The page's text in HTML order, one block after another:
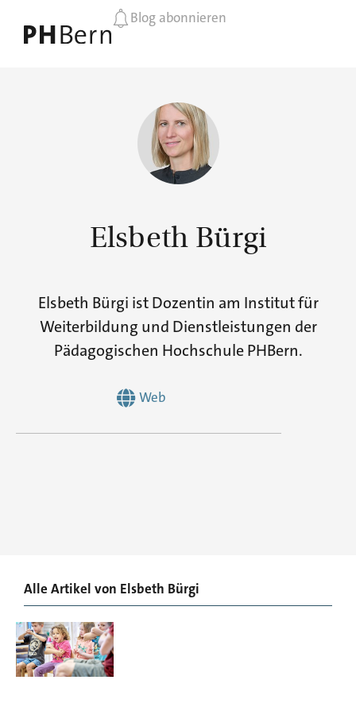
Blog abonnieren
Elsbeth Bürgi
Elsbeth Bürgi ist Dozentin am Institut für
Weiterbildung und Dienstleistungen der
Pädagogischen Hochschule PHBern.
Web
Alle Artikel von Elsbeth Bürgi